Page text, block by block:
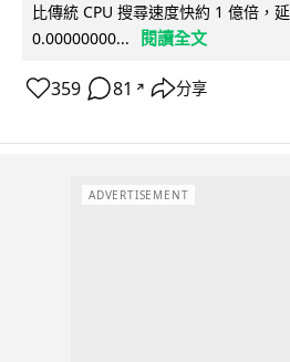
比傳統 CPU 搜尋速度快約 1 億倍，
0.00000000...
閱讀全文
359 81 ↗ 分享
ADVERTISEMENT